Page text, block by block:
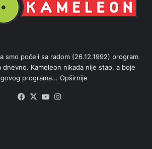
smo počeli sa radom (26.12.1992) program
Kameleon nikada nije stao, a boje
programa... Opširnije
Facebook
X YouTube